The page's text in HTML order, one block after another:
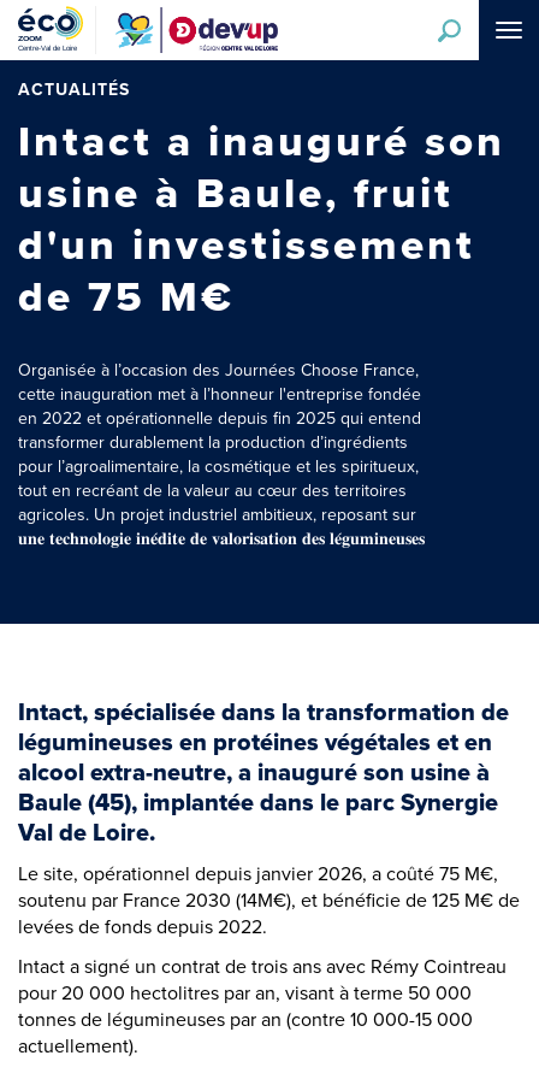
Aller
contenu
principal
ACTUALITÉS
Intact a inauguré son
usine à Baule, fruit
d'un investissement
de 75 M€
Organisée à l’occasion des Journées Choose France,
cette inauguration met à l’honneur l'entreprise fondée
en 2022 et opérationnelle depuis fin 2025 qui entend
transformer durablement la production d’ingrédients
pour l’agroalimentaire, la cosmétique et les spiritueux,
tout en recréant de la valeur au cœur des territoires
agricoles. Un projet industriel ambitieux, reposant sur
𝐮𝐧𝐞 𝐭𝐞𝐜𝐡𝐧𝐨𝐥𝐨𝐠𝐢𝐞 𝐢𝐧𝐞́𝐝𝐢𝐭𝐞 𝐝𝐞 𝐯𝐚𝐥𝐨𝐫𝐢𝐬𝐚𝐭𝐢𝐨𝐧 𝐝𝐞𝐬 𝐥𝐞́𝐠𝐮𝐦𝐢𝐧𝐞𝐮𝐬𝐞𝐬
Intact, spécialisée dans la transformation de
légumineuses en protéines végétales et en
alcool extra-neutre, a inauguré son usine à
Baule (45), implantée dans le parc Synergie
Val de Loire.
Le site, opérationnel depuis janvier 2026, a coûté 75 M€,
soutenu par France 2030 (14M€), et bénéficie de 125 M€ de
levées de fonds depuis 2022.
Intact a signé un contrat de trois ans avec Rémy Cointreau
pour 20 000 hectolitres par an, visant à terme 50 000
tonnes de légumineuses par an (contre 10 000-15 000
actuellement).